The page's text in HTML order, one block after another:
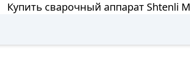
Купить сварочный аппарат Shtenli